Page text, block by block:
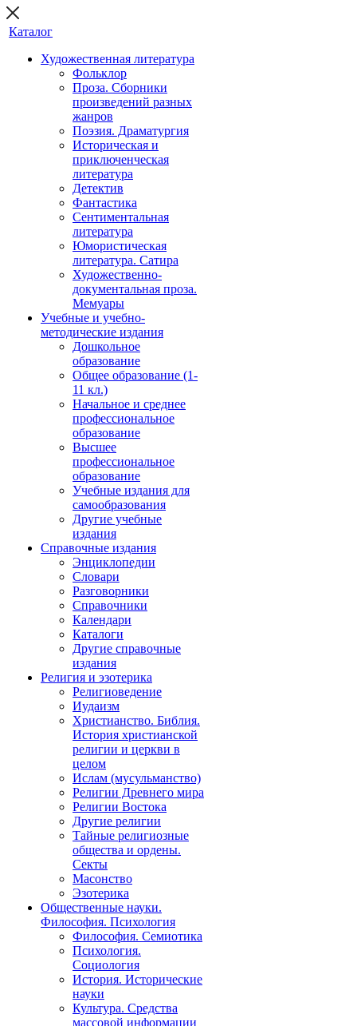
Каталог
Художественная литература
Фольклор
Проза. Сборники
произведений разных
жанров
Поэзия. Драматургия
Историческая и
приключенческая
литература
Детектив
Фантастика
Сентиментальная
литература
Юмористическая
литература. Сатира
Художественно-
документальная проза.
Мемуары
Учебные и учебно-
методические издания
Дошкольное
образование
Общее образование (1-
11 кл.)
Начальное и среднее
профессиональное
образование
Высшее
профессиональное
образование
Учебные издания для
самообразования
Другие учебные
издания
Справочные издания
Энциклопедии
Словари
Разговорники
Справочники
Календари
Каталоги
Другие справочные
издания
Религия и эзотерика
Религиоведение
Иудаизм
Христианство. Библия.
История христианской
религии и церкви в
целом
Ислам (мусульманство)
Религии Древнего мира
Религии Востока
Другие религии
Тайные религиозные
общества и ордены.
Секты
Масонство
Эзотерика
Общественные науки.
Философия. Психология
Философия. Семиотика
Психология.
Социология
История. Исторические
науки
Культура. Средства
массовой информации